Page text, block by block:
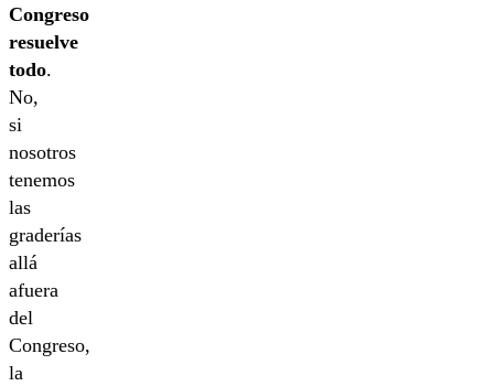
Congreso
resuelve
todo.
No,
si
nosotros
tenemos
las
graderías
allá
afuera
del
Congreso,
la